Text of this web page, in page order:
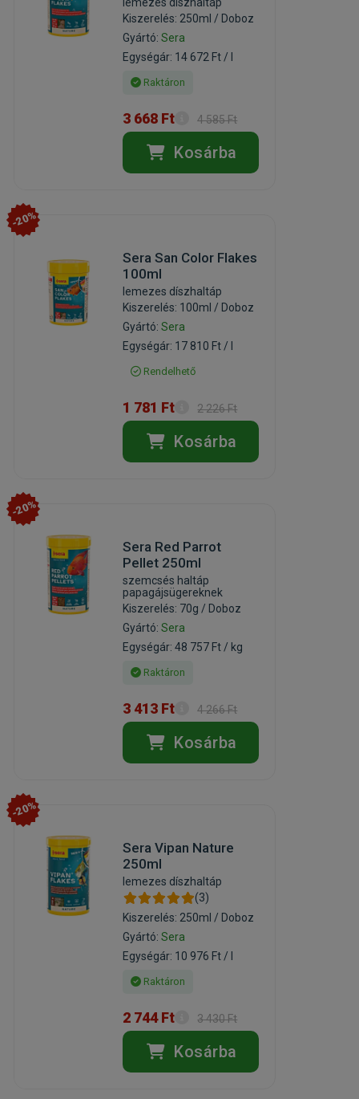
Kiszerelés: 250ml / Doboz
Gyártó:Sera
Egységár: 14 672 Ft / l
Raktáron
3 668 Ft 4 585 Ft
Kosárba
-20%
Sera San Color Flakes
100ml
lemezes díszhaltáp
Kiszerelés: 100ml / Doboz
Gyártó:Sera
Egységár: 17 810 Ft / l
Rendelhető
1 781 Ft 2 226 Ft
Kosárba
-20%
Sera Red Parrot
Pellet 250ml
szemcsés haltáp
papagájsügereknek
Kiszerelés: 70g / Doboz
Gyártó:Sera
Egységár: 48 757 Ft / kg
Raktáron
3 413 Ft 4 266 Ft
Kosárba
-20%
Sera Vipan Nature
250ml
lemezes díszhaltáp
(3)
Kiszerelés: 250ml / Doboz
Gyártó:Sera
Egységár: 10 976 Ft / l
Raktáron
2 744 Ft 3 430 Ft
Kosárba